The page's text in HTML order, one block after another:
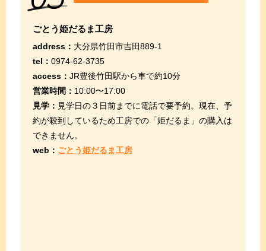
ごとう姫だるま工房
address： 大分県竹田市吉田889-1
tel： 0974-62-3735
access： JR豊後竹田駅から車で約10分
営業時間： 10:00〜17:00
見学： 見学日の３日前までに電話で要予約。現在、予
約が殺到しているため工房での「姫だるま」の購入は
できません。
web： ごとう姫だるま工房